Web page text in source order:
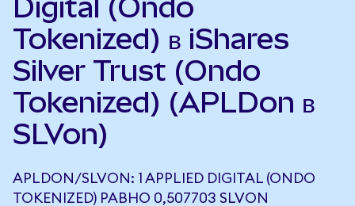
Digital (Ondo
Tokenized) в iShares
Silver Trust (Ondo
Tokenized) (APLDon в
SLVon)
APLDON/SLVON: 1 APPLIED DIGITAL (ONDO
TOKENIZED) РАВНО 0,507703 SLVON